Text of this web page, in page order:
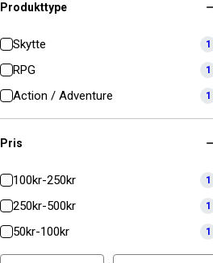
Produkttype
Skytte 1
RPG 1
Action / Adventure 1
Pris
100kr-250kr 1
250kr-500kr 1
50kr-100kr 1